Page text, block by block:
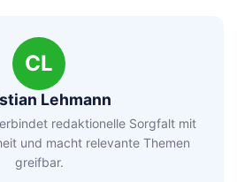
CL
Lehmann
redaktionelle Sorgfalt mit
und macht relevante Themen
greifbar.